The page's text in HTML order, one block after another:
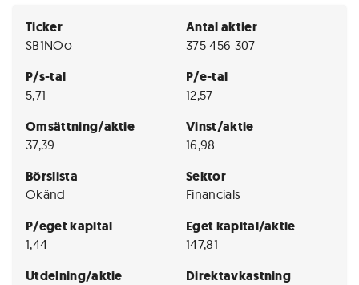
Ticker
SB1NOo
Antal aktier
375 456 307
P/s-tal
5,71
P/e-tal
12,57
Omsättning/aktie
37,39
Vinst/aktie
16,98
Börslista
Okänd
Sektor
Financials
P/eget kapital
1,44
Eget kapital/aktie
147,81
Utdelning/aktie Direktavkastning